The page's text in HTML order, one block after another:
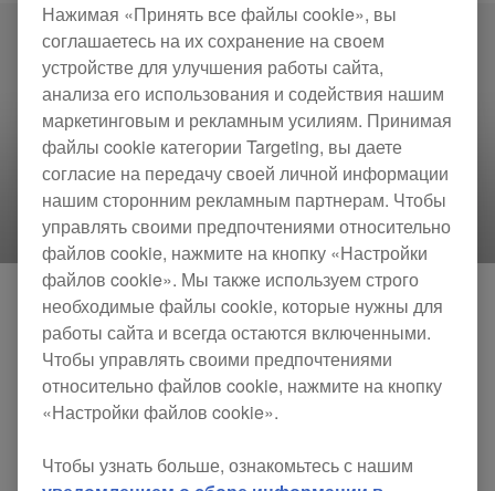
Наш флагманский универсальный плеер
3000теперь официально совместим с
устройством USB-HID*¹приложения Algoriddim,
djay PRO AI для Mac. Это стало возможным
Нажимая «Принять все файлы cookie», вы
соглашаетесь на их сохранение на своем
устройстве для улучшения работы сайта,
анализа его использования и содействия нашим
маркетинговым и рекламным усилиям. Принимая
файлы cookie категории Targeting, вы даете
согласие на передачу своей личной информации
нашим сторонним рекламным партнерам. Чтобы
управлять своими предпочтениями относительно
файлов cookie, нажмите на кнопку «Настройки
файлов cookie». Мы также используем строго
необходимые файлы cookie, которые нужны для
работы сайта и всегда остаются включенными.
Чтобы управлять своими предпочтениями
относительно файлов cookie, нажмите на кнопку
«Настройки файлов cookie».
Чтобы узнать больше, ознакомьтесь с нашим